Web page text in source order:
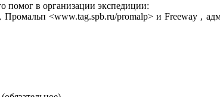
помог в организации экспедиции:
<www.tag.spb.ru/promalp> и Freeway ,